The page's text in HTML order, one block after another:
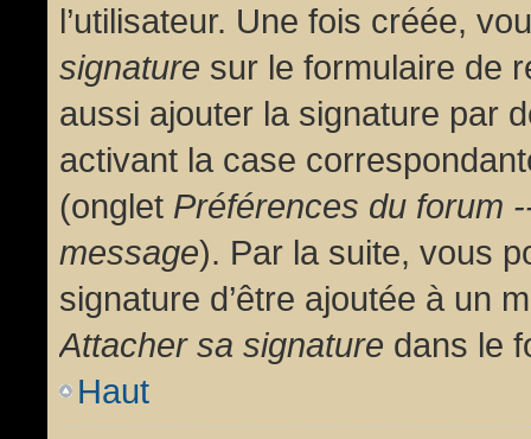
l’utilisateur. Une fois créée,
signature sur le formulaire de
aussi ajouter la signature par
activant la case
(onglet Préférences du forum
message). Par la suite, vous
signature d’être ajoutée à un
Attacher sa signature dans le
Haut